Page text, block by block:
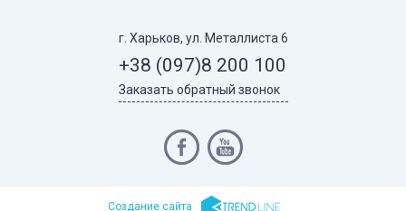
г. Харьков, ул. Металлиста 6
+38 (097)8 200 100
Заказать обратный звонок
Cоздание сайта